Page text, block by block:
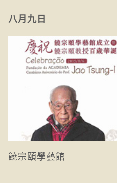
八月九日
饒宗頤學藝館